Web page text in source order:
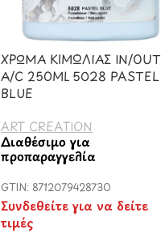
ΧΡΩΜΑ ΚΙΜΩΛΙΑΣ IN/OUT
A/C 250ML 5028 PASTEL
BLUE
ART CREATION
Διαθέσιμο για
προπαραγγελία
GTIN: 8712079428730
Συνδεθείτε για να δείτε
τιμές